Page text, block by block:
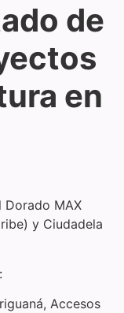
de
en
Dorado MAX
y Ciudadela
:
Accesos